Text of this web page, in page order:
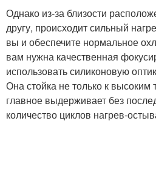
Однако из-за близости
другу, происходит сильный
вы и обеспечите нормальное
вам нужна качественная
использовать силиконовую
Она стойка не только к
главное выдерживает без
количество циклов нагрев-